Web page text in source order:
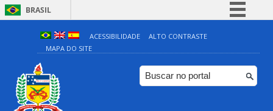
BRASIL
Simplifique!
Comunica BR
Participe
ACESSIBILIDADE
ALTO CONTRASTE
MAPA DO SITE